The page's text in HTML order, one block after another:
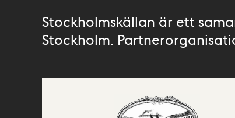
Stockholmskällan är ett
Stockholm.